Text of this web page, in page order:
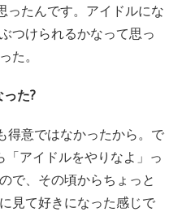
ったんです。アイドルにな
つけられるかなって思っ
た。
た?
得意ではなかったから。で
「アイドルをやりなよ」っ
で、その頃からちょっと
見て好きになった感じで